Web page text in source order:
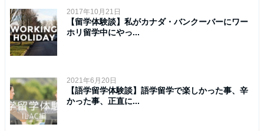
2017年10月21日
【留学体験談】私がカナダ・バンクーバーにワー
ホリ留学中にやっ...
2021年6月20日
【語学留学体験談】語学留学で楽しかった事、辛
かった事、正直に...